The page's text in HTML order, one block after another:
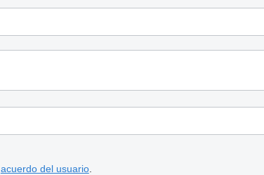
acuerdo del usuario.